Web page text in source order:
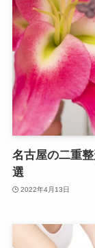
名古屋の二重
選
2022年4月13日